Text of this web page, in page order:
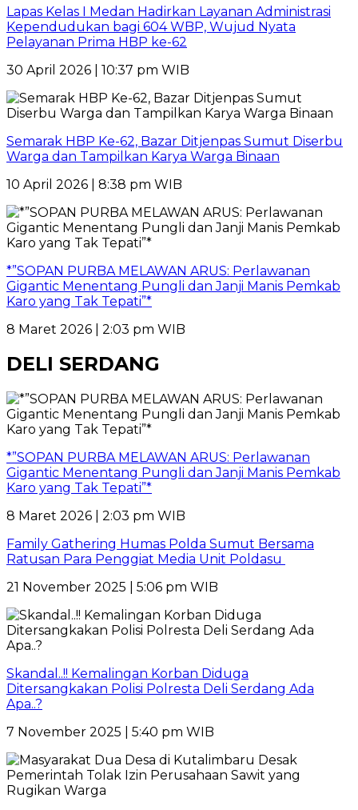
Lapas Kelas I Medan Hadirkan Layanan Administrasi
Kependudukan bagi 604 WBP, Wujud Nyata
Pelayanan Prima HBP ke-62
30 April 2026 | 10:37 pm WIB
Semarak HBP Ke-62, Bazar Ditjenpas Sumut Diserbu
Warga dan Tampilkan Karya Warga Binaan
10 April 2026 | 8:38 pm WIB
*”SOPAN PURBA MELAWAN ARUS: Perlawanan
Gigantic Menentang Pungli dan Janji Manis Pemkab
Karo yang Tak Tepati”*
8 Maret 2026 | 2:03 pm WIB
DELI SERDANG
*”SOPAN PURBA MELAWAN ARUS: Perlawanan
Gigantic Menentang Pungli dan Janji Manis Pemkab
Karo yang Tak Tepati”*
8 Maret 2026 | 2:03 pm WIB
Family Gathering Humas Polda Sumut Bersama
Ratusan Para Penggiat Media Unit Poldasu
21 November 2025 | 5:06 pm WIB
Skandal..!! Kemalingan Korban Diduga
Ditersangkakan Polisi Polresta Deli Serdang Ada
Apa..?
7 November 2025 | 5:40 pm WIB